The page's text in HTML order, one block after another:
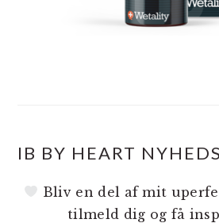
IB BY HEART
Bliv en del af mit
tilmeld dig og få